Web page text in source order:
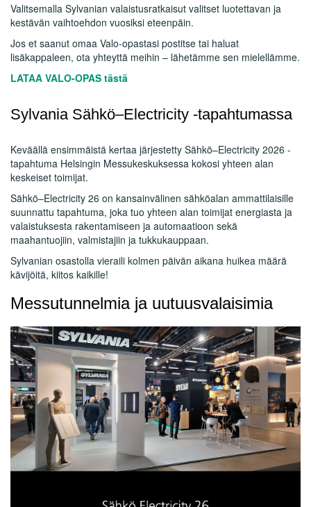
Valitsemalla Sylvanian valaistusratkaisut valitset luotettavan ja
kestävän vaihtoehdon vuosiksi eteenpäin.
Jos et saanut omaa Valo-opastasi postitse tai haluat
lisäkappaleen, ota yhteyttä meihin – lähetämme sen mielellämme.
LATAA VALO-OPAS tästä
Sylvania Sähkö–Electricity -tapahtumassa
Keväällä ensimmäistä kertaa järjestetty Sähkö–Electricity 2026 -
tapahtuma Helsingin Messukeskuksessa kokosi yhteen alan
keskeiset toimijat.
Sähkö–Electricity 26 on kansainvälinen sähköalan ammattilaisille
suunnattu tapahtuma, joka tuo yhteen alan toimijat energiasta ja
valaistuksesta rakentamiseen ja automaatioon sekä
maahantuojiin, valmistajiin ja tukkukauppaan.
Sylvanian osastolla vieraili kolmen päivän aikana huikea määrä
kävijöitä, kiitos kaikille!
Messutunnelmia ja uutuusvalaisimia